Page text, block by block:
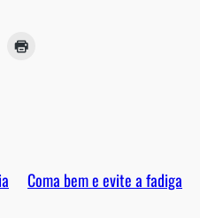
Coma bem e evite a fadiga